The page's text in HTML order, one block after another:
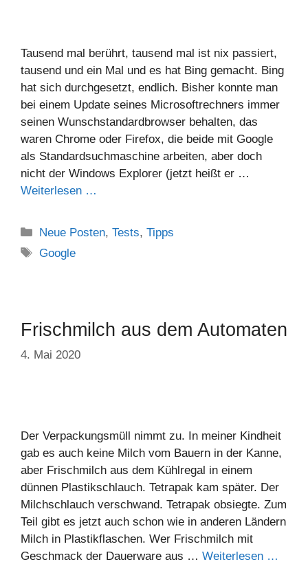
Tausend mal berührt, tausend mal ist nix passiert,
tausend und ein Mal und es hat Bing gemacht. Bing
hat sich durchgesetzt, endlich. Bisher konnte man
bei einem Update seines Microsoftrechners immer
seinen Wunschstandardbrowser behalten, das
waren Chrome oder Firefox, die beide mit Google
als Standardsuchmaschine arbeiten, aber doch
nicht der Windows Explorer (jetzt heißt er …
Weiterlesen …
Neue Posten,Tests,Tipps
Google
Frischmilch aus dem Automaten
4. Mai 2020
Der Verpackungsmüll nimmt zu. In meiner Kindheit
gab es auch keine Milch vom Bauern in der Kanne,
aber Frischmilch aus dem Kühlregal in einem
dünnen Plastikschlauch. Tetrapak kam später. Der
Milchschlauch verschwand. Tetrapak obsiegte. Zum
Teil gibt es jetzt auch schon wie in anderen Ländern
Milch in Plastikflaschen. Wer Frischmilch mit
Geschmack der Dauerware aus … Weiterlesen …